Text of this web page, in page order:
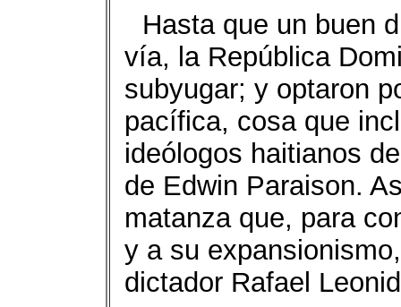
Hasta que un buen
vía, la República
subyugar; y optaron
pacífica, cosa que
ideólogos haitianos
de Edwin Paraison.
matanza que, para
y a su
dictador Rafael